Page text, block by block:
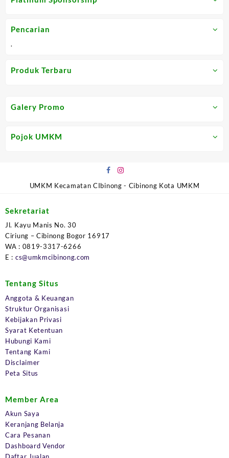
Pencarian
.
Produk Terbaru
Galery Promo
Pojok UMKM
UMKM Kecamatan CIbinong - Cibinong Kota UMKM
Sekretariat
Jl. Kayu Manis No. 30
Ciriung – Cibinong Bogor 16917
WA : 0819-3317-6266
E : cs@umkmcibinong.com
Tentang Situs
Anggota & Keuangan
Struktur Organisasi
Kebijakan Privasi
Syarat Ketentuan
Hubungi Kami
Tentang Kami
Disclaimer
Peta Situs
Member Area
Akun Saya
Keranjang Belanja
Cara Pesanan
Dashboard Vendor